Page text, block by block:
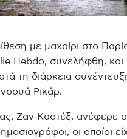
με μαχαίρι στο
Hebdo, συνελήφθη, και
τη διάρκεια
Ρικάρ.
Ζαν Καστέξ, ανέφερε
οι οποίοι